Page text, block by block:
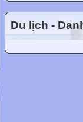
liked ___ stay
Động từ thường
thành i và
studied + They
Du lịch -